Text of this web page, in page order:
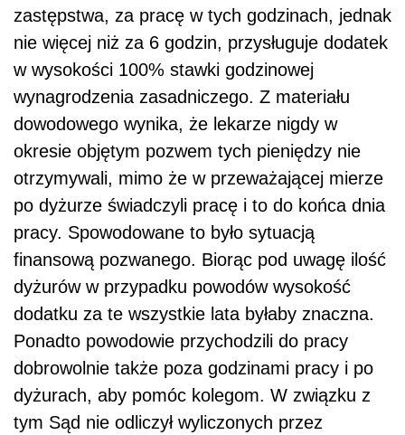
zastępstwa, za pracę w tych godzinach, jednak
nie więcej niż za 6 godzin, przysługuje dodatek
w wysokości 100% stawki godzinowej
wynagrodzenia zasadniczego. Z materiału
dowodowego wynika, że lekarze nigdy w
okresie objętym pozwem tych pieniędzy nie
otrzymywali, mimo że w przeważającej mierze
po dyżurze świadczyli pracę i to do końca dnia
pracy. Spowodowane to było sytuacją
finansową pozwanego. Biorąc pod uwagę ilość
dyżurów w przypadku powodów wysokość
dodatku za te wszystkie lata byłaby znaczna.
Ponadto powodowie przychodzili do pracy
dobrowolnie także poza godzinami pracy i po
dyżurach, aby pomóc kolegom. W związku z
tym Sąd nie odliczył wyliczonych przez